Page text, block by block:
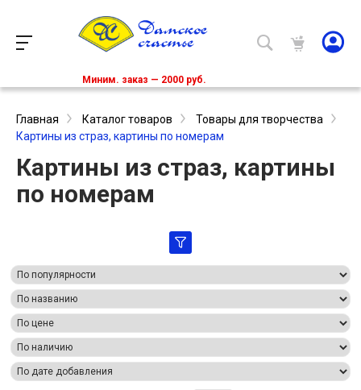
Миним. заказ — 2000 руб.
Главная Каталог товаров
Товары для творчества
Картины из страз, картины по номерам
Картины из страз, картины
по номерам